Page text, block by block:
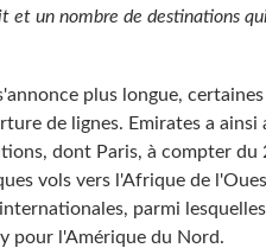
un nombre de destinations
plus longue,
de lignes. Emirates a ainsi
dont Paris, à compter du
vols vers l'Afrique de
parmi
pour l'Amérique du Nord.